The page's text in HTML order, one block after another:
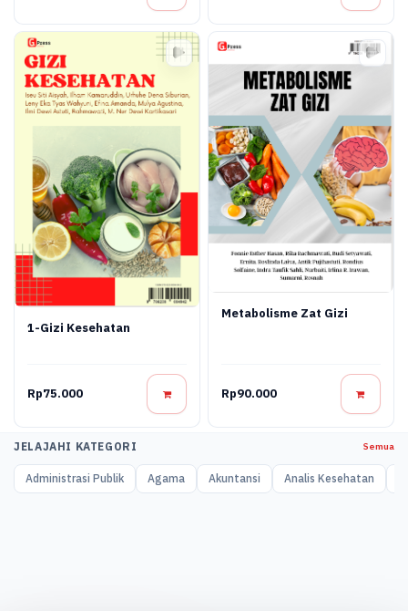
1-Gizi Kesehatan
Rp75.000
Metabolisme Zat Gizi
Rp90.000
JELAJAHI KATEGORI Semua
Administrasi Publik Agama Akuntansi Analis Kesehatan